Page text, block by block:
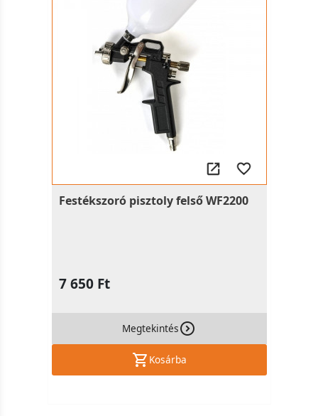
Festékszoró pisztoly felső WF2200
7 650 Ft
Megtekintés
Kosárba